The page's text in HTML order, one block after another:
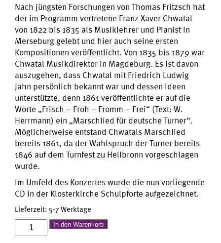
Nach jüngsten Forschungen von Thomas Fritzsch hat
der im Programm vertretene Franz Xaver Chwatal
von 1822 bis 1835 als Musiklehrer und Pianist in
Merseburg gelebt und hier auch seine ersten
Kompositionen veröffentlicht. Von 1835 bis 1879 war
Chwatal Musikdirektor in Magdeburg. Es ist davon
auszugehen, dass Chwatal mit Friedrich Ludwig
Jahn persönlich bekannt war und dessen Ideen
unterstützte, denn 1861 veröffentlichte er auf die
Worte „Frisch – Froh – Fromm – Frei“ (Text: W.
Herrmann) ein „Marschlied für deutsche Turner“.
Möglicherweise entstand Chwatals Marschlied
bereits 1861, da der Wahlspruch der Turner bereits
1846 auf dem Turnfest zu Heilbronn vorgeschlagen
wurde.
Im Umfeld des Konzertes wurde die nun vorliegende
CD in der Klosterkirche Schulpforte aufgezeichnet.
Lieferzeit: 5-7 Werktage
Welterbe-
Klang
In den Warenkorb